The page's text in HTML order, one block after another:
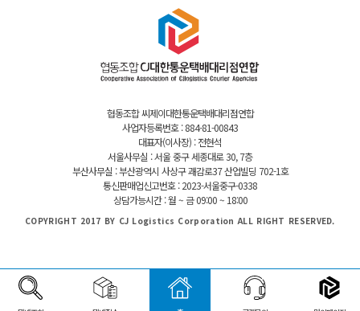
협동조합 씨제이대한통운택배대리점연합
사업자등록번호 : 884-81-00843
대표자(이사장) : 전현석
서울사무실 : 서울 중구 세종대로 30, 7층
부산사무실 : 부산광역시 사상구 괘감로37 산업빌딩 702-1호
통신판매업신고번호 : 2023-서울중구-0338
상담가능시간 : 월 ~ 금 09:00 ~ 18:00
COPYRIGHT 2017 BY CJ Logistics Corporation ALL RIGHT RESERVED.